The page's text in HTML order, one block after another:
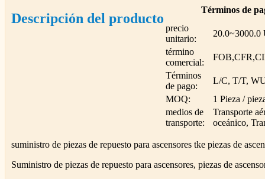
Descripción del producto
Términos de
precio
unitario:
20.0~3000.0
término
comercial:
Términos
de pago:
L/C, T/T,
MOQ:
1 Pieza /
medios de
transporte:
Transporte
oceánico,
suministro de piezas de repuesto para ascensores tke piezas de
Suministro de piezas de repuesto para ascensores, piezas de